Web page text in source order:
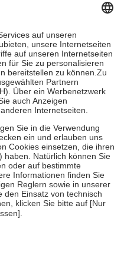
in Höhe von zehn
nie mehr als die tatsächlichen
für Online-Apotheken.
beträgt die
zehn Euro je
für ihre eigene Gesundheit zu
Familie zu unterstützen,
18. Lebensjahr
die von der
sich um echte Bewertungen